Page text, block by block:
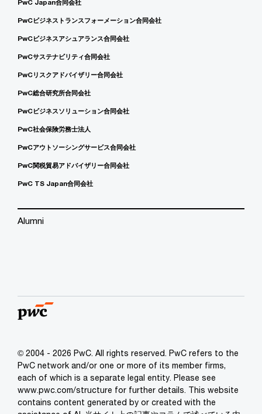
PwC Japan合同会社
PwCビジネストランスフォーメーション合同会社
PwCビジネスアシュアランス合同会社
PwCサステナビリティ合同会社
PwCリスクアドバイザリー合同会社
PwC総合研究所合同会社
PwCビジネスソリューション合同会社
PwC社会保険労務士法人
PwCアウトソーシングサービス合同会社
PwC関税貿易アドバイザリー合同会社
PwC TS Japan合同会社
Alumni
© 2004 - 2026 PwC. All rights reserved. PwC refers to the
PwC network and/or one or more of its member firms,
each of which is a separate legal entity. Please see
www.pwc.com/structure for further details. This website
contains content generated by or created with the